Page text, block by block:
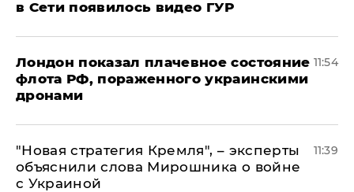
в Сети появилось видео ГУР
Лондон показал плачевное состояние
флота РФ, пораженного украинскими
дронами
11:54
"Новая стратегия Кремля", – эксперты
объяснили слова Мирошника о войне
с Украиной
11:39